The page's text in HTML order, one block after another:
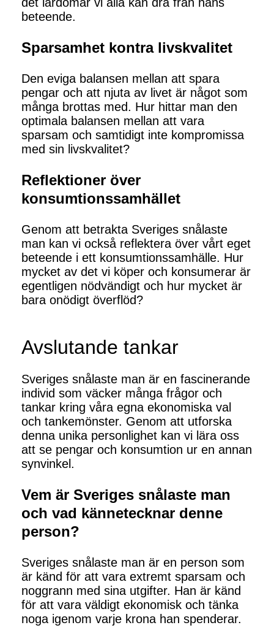
beteende.
Sparsamhet kontra livskvalitet
Den eviga balansen mellan att spara
pengar och att njuta av livet är något som
många brottas med. Hur hittar man den
optimala balansen mellan att vara
sparsam och samtidigt inte kompromissa
med sin livskvalitet?
Reflektioner över
konsumtionssamhället
Genom att betrakta Sveriges snålaste
man kan vi också reflektera över vårt eget
beteende i ett konsumtionssamhälle. Hur
mycket av det vi köper och konsumerar är
egentligen nödvändigt och hur mycket är
bara onödigt överflöd?
Avslutande tankar
Sveriges snålaste man är en fascinerande
individ som väcker många frågor och
tankar kring våra egna ekonomiska val
och tankemönster. Genom att utforska
denna unika personlighet kan vi lära oss
att se pengar och konsumtion ur en annan
synvinkel.
Vem är Sveriges snålaste man
och vad kännetecknar denne
person?
Sveriges snålaste man är en person som
är känd för att vara extremt sparsam och
noggrann med sina utgifter. Han är känd
för att vara väldigt ekonomisk och tänka
noga igenom varje krona han spenderar.